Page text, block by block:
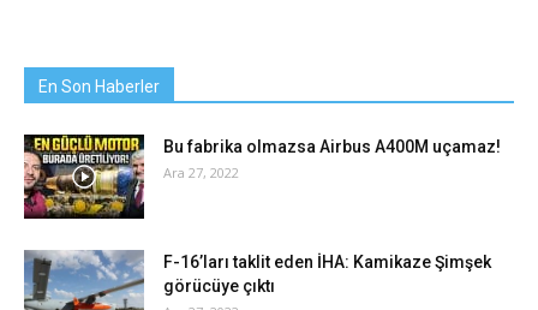
En Son Haberler
Bu fabrika olmazsa Airbus A400M uçamaz!
Ara 27, 2022
F-16’ları taklit eden İHA: Kamikaze Şimşek
görücüye çıktı